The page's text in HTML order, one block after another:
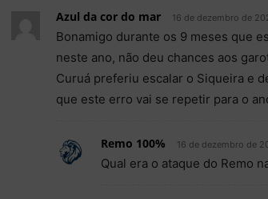
Azul da cor do mar 16 de dezembro de
Bonamigo durante os 9 meses que
neste ano, não deu chances aos
Curuá preferiu escalar o Siqueira e
que este erro vai se repetir para o
Remo 100% 16 de dezembro de
Qual era o ataque do Remo